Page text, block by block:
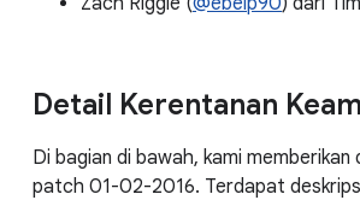
Detail Kerentanan
Di bagian di bawah, kami
patch 01-02-2016. Terdapat